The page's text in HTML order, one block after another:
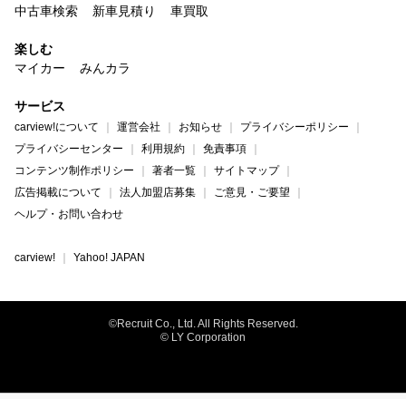
中古車検索
新車見積り 車買取
楽しむ
マイカー
みんカラ
サービス
carview!について 運営会社 お知らせ
プライバシーポリシー
プライバシーセンター
利用規約
免責事項
コンテンツ制作ポリシー
著者一覧
サイトマップ
広告掲載について
法人加盟店募集
ご意見・ご要望
ヘルプ・お問い合わせ
carview! Yahoo! JAPAN
©Recruit Co., Ltd. All Rights Reserved.
© LY Corporation